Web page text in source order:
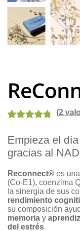
Blog
4.88de 5 en
base a
de clientes
(2
Empieza el
gracias al
Reconnect® es
(Co-E1), coenzima
la sinergia de sus
rendimiento
su composición
memoria y
del estrés.